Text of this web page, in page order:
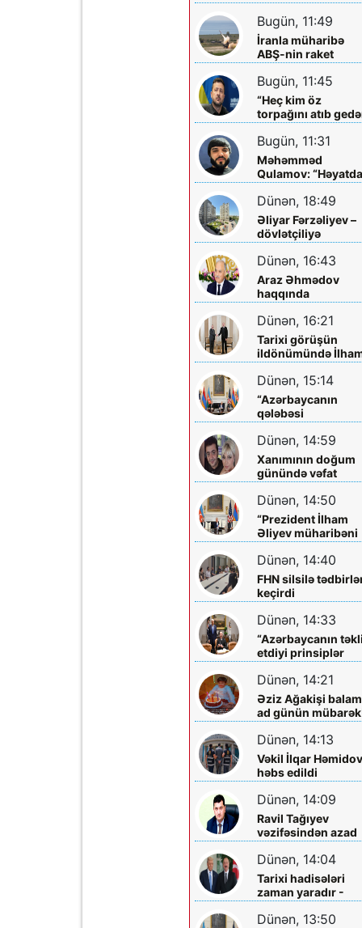
edə bilər - Vitse-
prezident açıqladı
Bugün, 11:49
İranla müharibə
ABŞ-nin raket
ehtiyatını
Bugün, 11:45
“Heç kim öz
torpağını atıb
deyil” - Zelenski
Bugün, 11:31
Məhəmməd
Qulamov: “Həyatda
ən böyük dəstəyim
Atam və rejissor
Rövşən İsax olub”
Dünən, 18:49
Əliyar Fərzəliyev –
dövlətçiliyə
sədaqəti, Vətən
sevgisi və xeyirxah
əməlləri ilə seçilən
ziyalı
Dünən, 16:43
Araz Əhmədov
haqqında
danışanlara bir
sözüm var: əvvəl
tanıyın, sonra
danışın!
Dünən, 16:21
Tarixi görüşün
ildönümündə
Əliyevə zəng etdi
Dünən, 15:14
“Azərbaycanın
qələbəsi
Ermənistanın
müstəqilliyini
möhkəmlətdi”
Dünən, 14:59
Xanımının doğum
günündə vəfat
edibmiş...
Dünən, 14:50
“Prezident İlham
Əliyev müharibəni
qazandı, həm də
sülhü qazandı!”
Dünən, 14:40
FHN silsilə
keçirdi
Dünən, 14:33
“Azərbaycanın
etdiyi prinsiplər
Qafqazın inkişafına
yeni imkanlar
yaradır”
Dünən, 14:21
Əziz Ağakişi
ad günün
Dünən, 14:13
Vəkil İlqar Həmidov
həbs edildi
Dünən, 14:09
Ravil Tağıyev
vəzifəsindən azad
edildi
Dünən, 14:04
Tarixi hadisələri
zaman yaradır -
Tarixi dönüşləri isə
liderlər!
Dünən, 13:50